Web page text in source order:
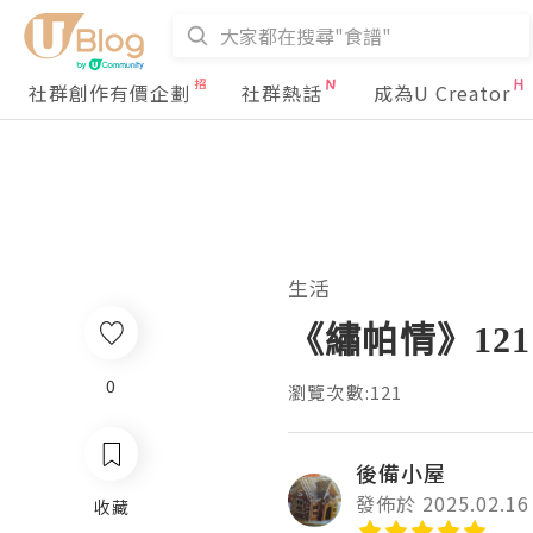
社群創作有價企劃 社群熱話 成為U Creator
生活
《繡帕情》121
瀏覽次數:121
後備小屋
發佈於 2025.02.16
0
收藏